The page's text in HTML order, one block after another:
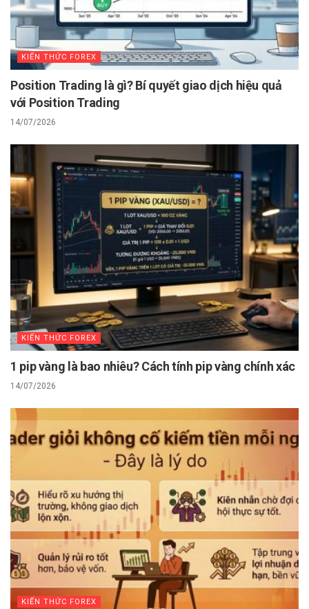
KIẾN THỨC FOREX
Position Trading là gì? Bí quyết giao dịch hiệu quả
với Position Trading
14/07/2026
KIẾN THỨC FOREX
1 pip vàng là bao nhiêu? Cách tính pip vàng chính xác
14/07/2026
KIẾN THỨC FOREX